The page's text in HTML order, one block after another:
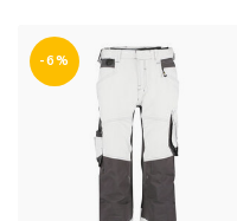
-6%